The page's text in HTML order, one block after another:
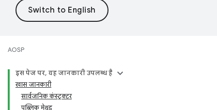
AOSP
इस पेज पर, यह जानकारी उपलब्ध है
खास जानकारी
सार्वजनिक कंस्ट्रक्टर
पब्लिक मेथड